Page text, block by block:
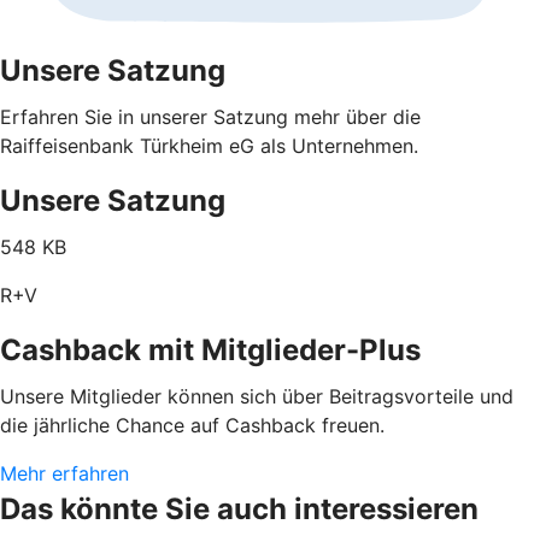
Unsere Satzung
Erfahren Sie in unserer Satzung mehr über die
Raiffeisenbank Türkheim eG als Unternehmen.
Unsere Satzung
548 KB
R+V
Cashback mit Mitglieder-Plus
Unsere Mitglieder können sich über Beitragsvorteile und
die jährliche Chance auf Cashback freuen.
Mehr erfahren
Das könnte Sie auch interessieren